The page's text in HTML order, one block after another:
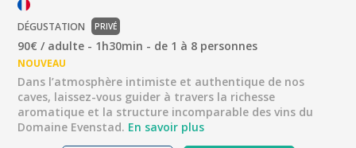
DÉGUSTATION PRIVÉ
90€ / adulte - 1h30min - de 1 à 8 personnes
NOUVEAU
Dans l’atmosphère intimiste et authentique de nos
caves, laissez-vous guider à travers la richesse
aromatique et la structure incomparable des vins du
Domaine Evenstad. En savoir plus